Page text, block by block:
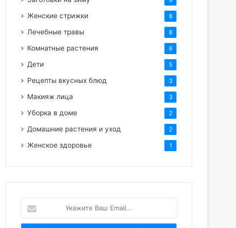
Женские стрижки 8
Лечебные травы 8
Комнатные растения 6
Дети 5
Рецепты вкусных блюд 3
Макияж лица 3
Уборка в доме 2
Домашние растения и уход 2
Женское здоровье 1
Ваш
Email...